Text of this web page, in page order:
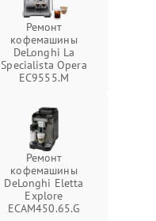
Ремонт
кофемашины
DeLonghi La
Specialista Opera
EC9555.M
Ремонт
кофемашины
DeLonghi Eletta
Explore
ECAM450.65.G